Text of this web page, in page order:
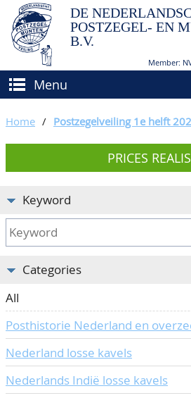
DE
POSTZEGEL- EN
B.V.
Member:
Menu
BUY AND SELL
How to sell?
How to buy?
Conditions
BIDDING
APPRAISALS
CATALOGUE/RESULTS
CALENDAR
ABOUT US
Our Team
80 Years NPV
CONTACT
ACCOUNT
Home / Postzegelveiling 1e helft
PRICES
Keyword
Categories
All
Posthistorie Nederland en
Nederland losse kavels
Nederlands Indië losse kavels